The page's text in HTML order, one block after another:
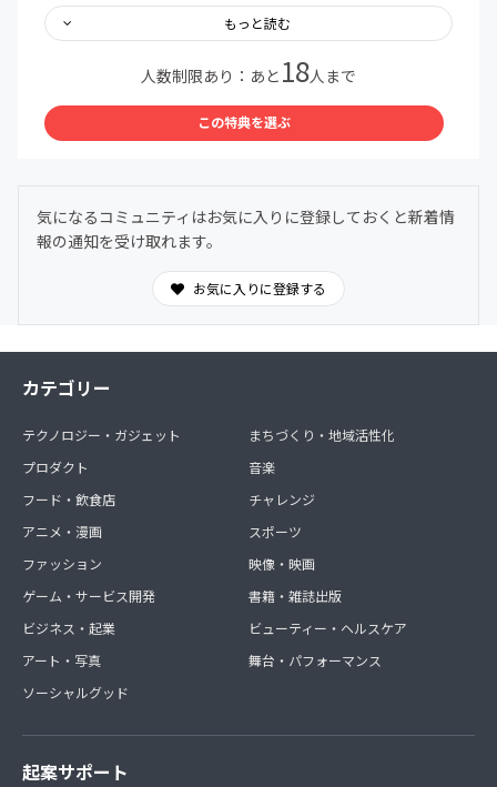
て、いったん終了しますが、引き続き「大吉WAKA集
2026」の制作に入ります。希望者は、そのままスライドさ
せていただきます。
もっと読む
人数制限あり：あと 18人まで
この特典を選ぶ
気になるコミュニティはお気に入りに登録しておくと新着情
報の通知を受け取れます。
お気に入りに登録する
カテゴリー
テクノロジー・ガジェット
プロダクト
フード・飲食店
アニメ・漫画
ファッション
ゲーム・サービス開発
ビジネス・起業
アート・写真
ソーシャルグッド
まちづくり・地域活性化
音楽
チャレンジ
スポーツ
映像・映画
書籍・雑誌出版
ビューティー・ヘルスケア
舞台・パフォーマンス
起案サポート